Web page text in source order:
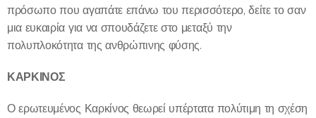
πρόσωπο που αγαπάτε επάνω του περισσότερο, δείτε το σαν
μια ευκαιρία για να σπουδάζετε στο μεταξύ την
πολυπλοκότητα της ανθρώπινης φύσης.
ΚΑΡΚΙΝΟΣ
Ο ερωτευμένος Καρκίνος θεωρεί υπέρτατα πολύτιμη τη σχέση